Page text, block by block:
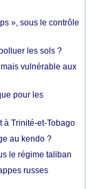
», sous le contrôle
les sols ?
vulnérable aux
pour les
à Trinité-et-Tobago
au kendo ?
le régime taliban
russes